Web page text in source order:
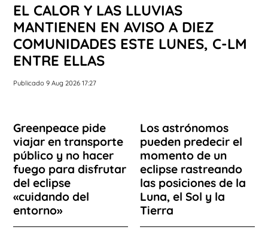
EL CALOR Y LAS LLUVIAS
MANTIENEN EN AVISO A DIEZ
COMUNIDADES ESTE LUNES, C-LM
ENTRE ELLAS
Publicado 9 Aug 2026 17:27
Greenpeace pide
viajar en transporte
público y no hacer
fuego para disfrutar
del eclipse
«cuidando del
entorno»
Los astrónomos
pueden predecir el
momento de un
eclipse rastreando
las posiciones de la
Luna, el Sol y la
Tierra